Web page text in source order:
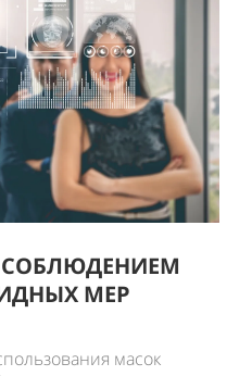
МЕР
масок